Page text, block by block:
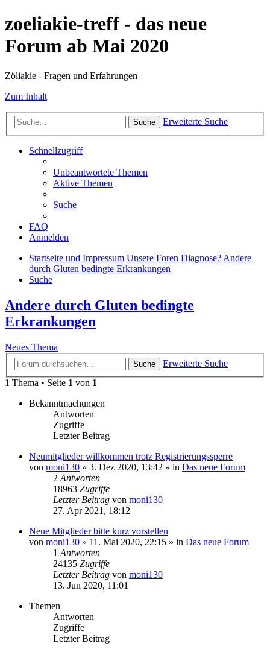
zoeliakie-treff - das neue
Forum ab Mai 2020
Zöliakie - Fragen und Erfahrungen
Zum Inhalt
Suche Erweiterte Suche
Schnellzugriff
Unbeantwortete Themen
Aktive Themen
Suche
FAQ
Anmelden
Startseite und Impressum Unsere Foren Diagnose?Andere
durch Gluten bedingte Erkrankungen
Suche
Andere durch Gluten bedingte
Erkrankungen
Neues Thema
Suche
Erweiterte Suche
1 Thema • Seite 1 von 1
Bekanntmachungen
Antworten
Zugriffe
Letzter Beitrag
Neumitglieder willkommen trotz Registrierungssperre
von moni130 » 3. Dez 2020, 13:42 » in Das neue Forum
2 Antworten
18963 Zugriffe
Letzter Beitrag von moni130
27. Apr 2021, 18:12
Neue Mitglieder bitte kurz vorstellen
von moni130 » 11. Mai 2020, 22:15 » in Das neue Forum
1 Antworten
24135 Zugriffe
Letzter Beitrag von moni130
13. Jun 2020, 11:01
Themen
Antworten
Zugriffe
Letzter Beitrag